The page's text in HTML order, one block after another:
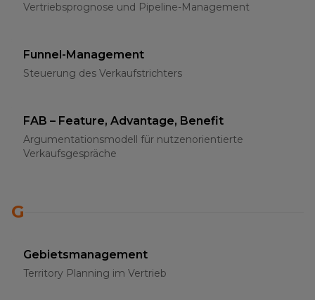
Vertriebsprognose und Pipeline-Management
Funnel-Management
Steuerung des Verkaufstrichters
FAB – Feature, Advantage, Benefit
Argumentationsmodell für nutzenorientierte
Verkaufsgespräche
G
Gebietsmanagement
Territory Planning im Vertrieb